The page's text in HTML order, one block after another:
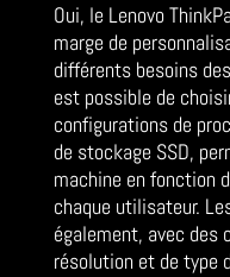
Oui, le Lenovo
marge de
différents besoins
est possible de
configurations de
de stockage SSD,
machine en fonction
chaque utilisateur.
également, avec des
résolution et de type